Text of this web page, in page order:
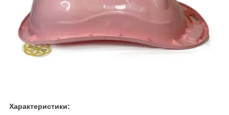
Характеристики: